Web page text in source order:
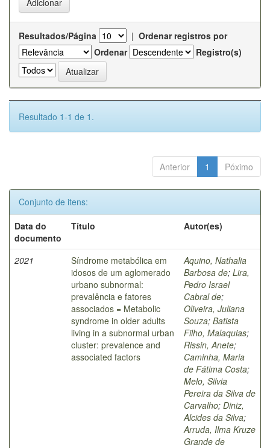
Resultados/Página | Ordenar registros por
Ordenar
Registro(s)
Resultado 1-1 de 1.
Anterior 1 Póximo
Conjunto de itens:
Data do
documento
Título Autor(es)
2021
Síndrome metabólica em
idosos de um aglomerado
urbano subnormal:
prevalência e fatores
associados = Metabolic
syndrome in older adults
living in a subnormal urban
cluster: prevalence and
associated factors
Aquino, Nathalia
Barbosa de; Lira,
Pedro Israel
Cabral de;
Oliveira, Juliana
Souza; Batista
Filho, Malaquias;
Rissin, Anete;
Caminha, Maria
de Fátima Costa;
Melo, Silvia
Pereira da Silva de
Carvalho; Diniz,
Alcides da Silva;
Arruda, Ilma Kruze
Grande de